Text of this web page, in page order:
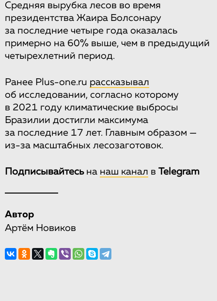
Средняя вырубка лесов во время
президентства Жаира Болсонару
за последние четыре года оказалась
примерно на 60% выше, чем в предыдущий
четырехлетний период.
Ранее Plus-one.ru рассказывал
об исследовании, согласно которому
в 2021 году климатические выбросы
Бразилии достигли максимума
за последние 17 лет. Главным образом —
из-за масштабных лесозаготовок.
Подписывайтесьна наш канал в Telegram
Автор
Артём Новиков